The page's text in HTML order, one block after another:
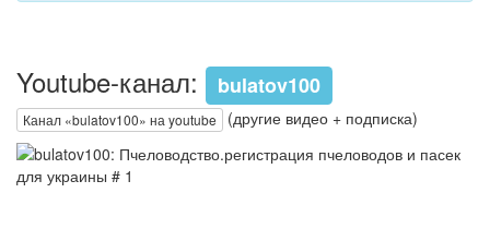
Youtube-канал: bulatov100
Канал «bulatov100» на youtube (другие видео + подписка)